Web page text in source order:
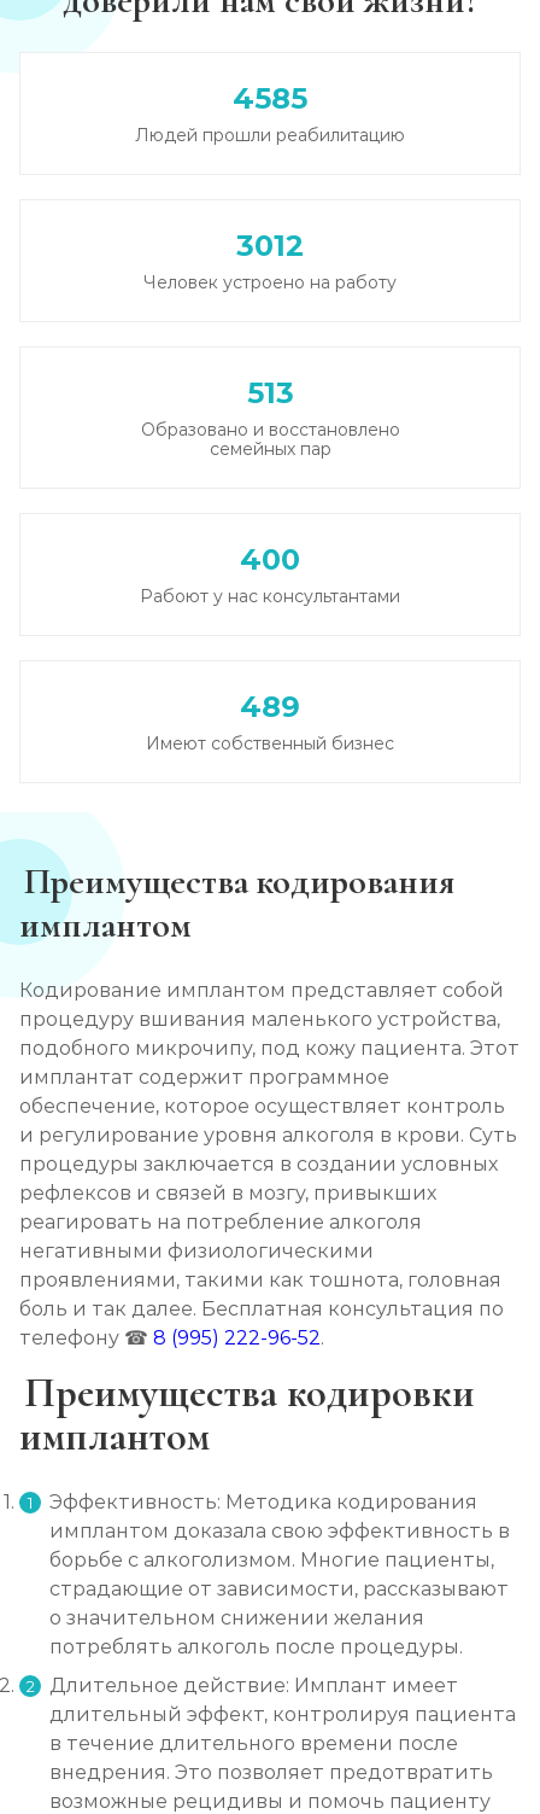
Экстренное вытрезвление
Прокапаться от алкоголя
Записаться
Круглосуточный вывод из запоя
Вывод из запоя в стационаре (сутки)
Записаться
Лечение плазмаферезом
от 5 000 ₽
Кодирование от алкоголизма
от 3 500 ₽ Записаться
Кодирование на дому
от 4 000 ₽ Записаться
Кодирование дисульфирамом
от 3 500 ₽
Кодирование Аквилонгом
Кодирование Алгоминалом
Кодирование препаратом Тетлонг 250
от 4 500 ₽ Записаться
Кодирование Колме
от 5 000 ₽ Записаться
Кодирование с провокацией
Записаться
4585
Людей прошли реабилитацию
3012
Человек устроено на работу
513
Образовано и восстановлено
семейных пар
400
Рабоют у нас консультантами
489
Имеют собственный бизнес
Преимущества кодирования
имплантом
Кодирование имплантом представляет собой
процедуру вшивания маленького устройства,
подобного микрочипу, под кожу пациента. Этот
имплантат содержит программное
обеспечение, которое осуществляет контроль
и регулирование уровня алкоголя в крови. Суть
процедуры заключается в создании условных
рефлексов и связей в мозгу, привыкших
реагировать на потребление алкоголя
негативными физиологическими
проявлениями, такими как тошнота, головная
боль и так далее. Бесплатная консультация по
телефону ☎ 8 (995) 222-96-52.
Преимущества кодировки
имплантом
Эффективность: Методика кодирования
имплантом доказала свою эффективность в
борьбе с алкоголизмом. Многие пациенты,
страдающие от зависимости, рассказывают
о значительном снижении желания
потреблять алкоголь после процедуры.
Длительное действие: Имплант имеет
длительный эффект, контролируя пациента
в течение длительного времени после
внедрения. Это позволяет предотвратить
возможные рецидивы и помочь пациенту